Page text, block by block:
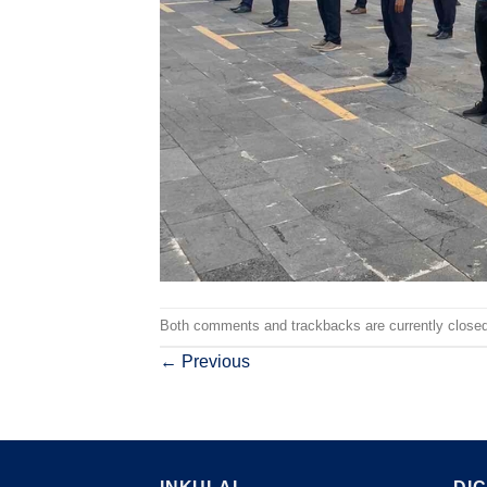
Both comments and trackbacks are currently
← Previous